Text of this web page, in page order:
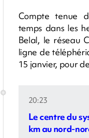
Compte tenue
temps dans les
Belal, le réseau
ligne de
15 janvier, pour
20:23
Le centre du
km au nord-